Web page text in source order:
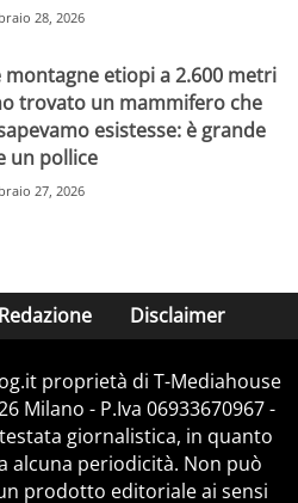
28, 2026
montagne etiopi a 2.600 metri
trovato un mammifero che
esistesse: è grande
un pollice
27, 2026
Redazione Disclaimer
proprietà di T-Mediahouse
Milano - P.Iva 06933670967 -
giornalistica, in quanto
alcuna periodicità. Non può
prodotto editoriale ai sensi